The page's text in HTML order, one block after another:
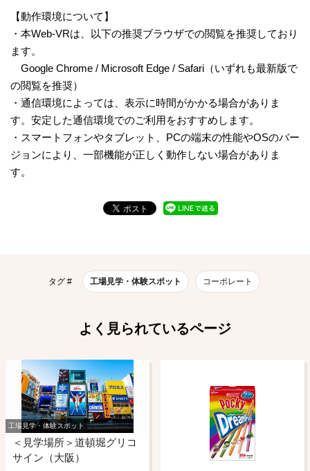
【動作環境について】
・本Web-VRは、以下の推奨ブラウザでの閲覧を推奨しており
ます。
Google Chrome / Microsoft Edge / Safari（いずれも最新版で
の閲覧を推奨）
・通信環境によっては、表示に時間がかかる場合がありま
す。安定した通信環境でのご利用をおすすめします。
・スマートフォンやタブレット、PCの端末の性能やOSのバー
ジョンにより、一部機能が正しく動作しない場合がありま
す。
タグ # 工場見学・体験スポット コーポレート
よく見られているページ
工場見学・体験スポット
＜見学場所＞道頓堀グリコ
サイン（大阪）